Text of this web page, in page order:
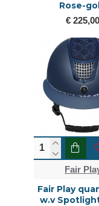
Rose-
€ 225,00
Fair
Fair Play
w.v